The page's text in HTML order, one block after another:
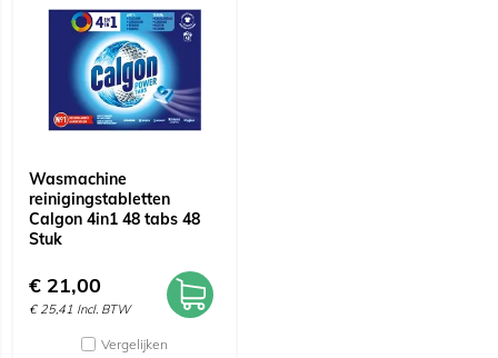
Wasmachine
reinigingstabletten
Calgon 4in1 48 tabs 48
Stuk
€ 21,00
€ 25,41 Incl. BTW
Vergelijken